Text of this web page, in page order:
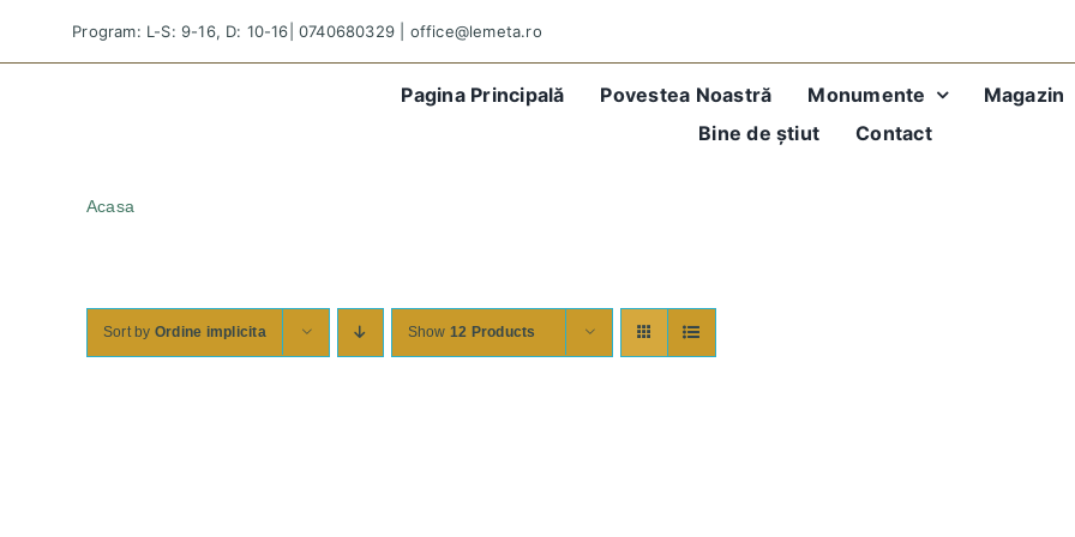
Program: L-S: 9-16, D: 10-16|0740680329 office@lemeta.ro
Pagina Principală Povestea Noastră Monumente Magazin
Bine de știut
Contact
Acasa
Sort by Ordine implicita Show 12 Products